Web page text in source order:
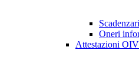
Oneri
Attestazioni